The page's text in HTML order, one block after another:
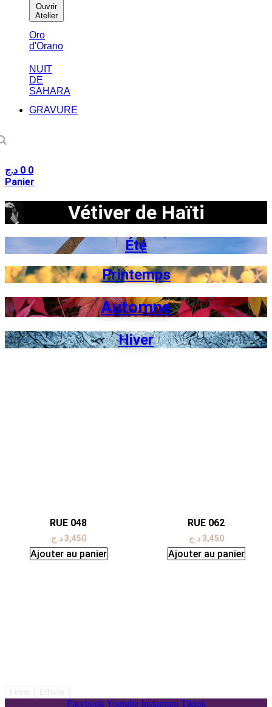
Ouvrir
Atelier
Oro
d'Orano
NUIT
DE
SAHARA
GRAVURE
0 د.ج
0
Panier
Vétiver de Haïti
Été
Printemps
Automne
Hiver
RUE 048
3,450 د.ج
Ajouter au panier
RUE 062
3,450د.ج
Ajouter au panier
Facebook Youtube Instagram Tiktok